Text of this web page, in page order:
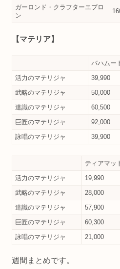
ガーロンド・クラフターエプロ
ン
【マテリア】
バハムー
活力のマテリジャ
39,990
武略のマテリジャ
50,000
達識のマテリジャ
60,500
巨匠のマテリジャ
92,000
詠唱のマテリジャ
39,900
ティアマッ
活力のマテリジャ
19,990
武略のマテリジャ
28,000
達識のマテリジャ
57,900
巨匠のマテリジャ
60,300
詠唱のマテリジャ
21,000
週間まとめです。